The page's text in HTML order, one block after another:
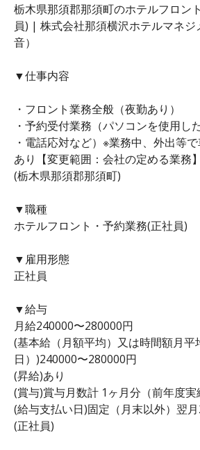
栃木県那須郡那須町のホテルフロン
員) | 株式会社那須横沢ホテルマネ
音）
▼仕事内容
・フロント業務全般（夜勤あり）
・予約受付業務（パソコンを使用し
・電話応対など）※業務中、外出等
あり【変更範囲：会社の定める業務】
(栃木県那須郡那須町)
▼職種
ホテルフロント・予約業務(正社員)
▼雇用形態
正社員
▼給与
月給240000〜280000円
(基本給（月額平均）又は時間額月平
日）)240000〜280000円
(昇給)あり
(賞与)賞与月数計 1ヶ月分（前年度実
(給与支払い日)固定（月末以外）翌
(正社員)